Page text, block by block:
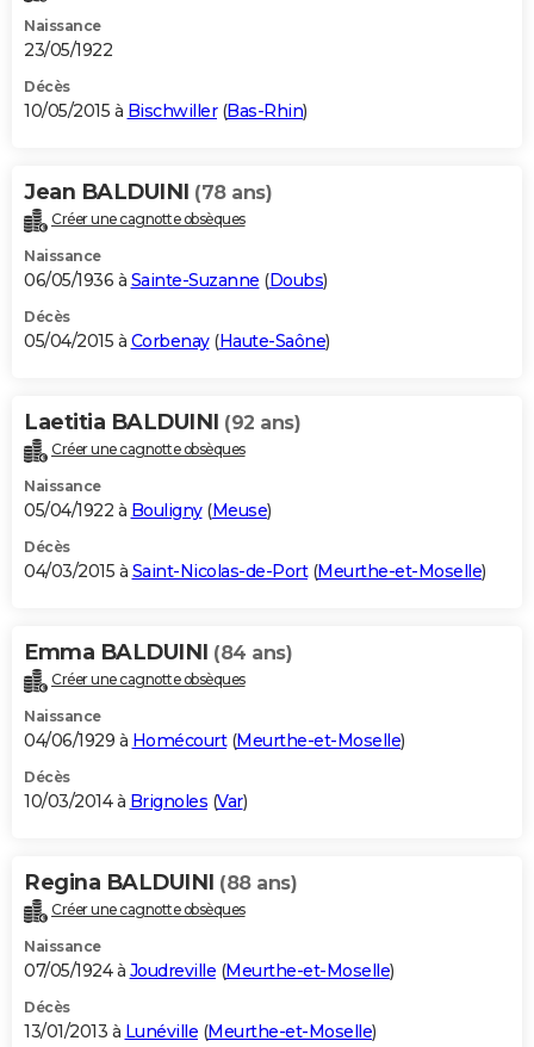
Naissance
23/05/1922
Décès
10/05/2015 à Bischwiller(Bas-Rhin)
Jean BALDUINI (78 ans)
Créer une cagnotte obsèques
Naissance
06/05/1936 à Sainte-Suzanne (Doubs)
Décès
05/04/2015 à Corbenay(Haute-Saône)
Laetitia BALDUINI (92 ans)
Créer une cagnotte obsèques
Naissance
05/04/1922 à Bouligny(Meuse)
Décès
04/03/2015 à Saint-Nicolas-de-Port(Meurthe-et-Moselle)
Emma BALDUINI (84 ans)
Créer une cagnotte obsèques
Naissance
04/06/1929 à Homécourt(Meurthe-et-Moselle)
Décès
10/03/2014 à Brignoles (Var)
Regina BALDUINI (88 ans)
Créer une cagnotte obsèques
Naissance
07/05/1924 à Joudreville (Meurthe-et-Moselle)
Décès
13/01/2013 à Lunéville (Meurthe-et-Moselle)